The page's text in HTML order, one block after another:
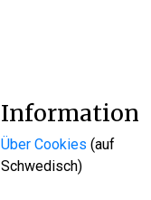
Information
Über Cookies (auf
Schwedisch)